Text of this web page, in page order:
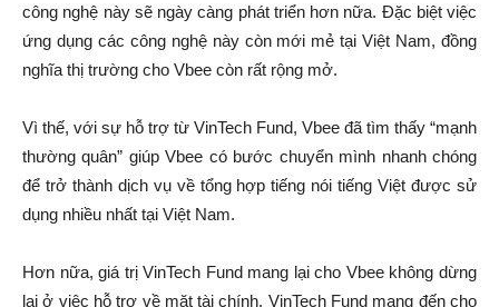
công nghệ này sẽ ngày càng phát triển hơn nữa. Đặc biệt việc
ứng dụng các công nghệ này còn mới mẻ tại Việt Nam, đồng
nghĩa thị trường cho Vbee còn rất rộng mở.
Vì thế, với sự hỗ trợ từ VinTech Fund, Vbee đã tìm thấy “mạnh
thường quân” giúp Vbee có bước chuyển mình nhanh chóng
để trở thành dịch vụ về tổng hợp tiếng nói tiếng Việt được sử
dụng nhiều nhất tại Việt Nam.
Hơn nữa, giá trị VinTech Fund mang lại cho Vbee không dừng
lại ở việc hỗ trợ về mặt tài chính. VinTech Fund mang đến cho